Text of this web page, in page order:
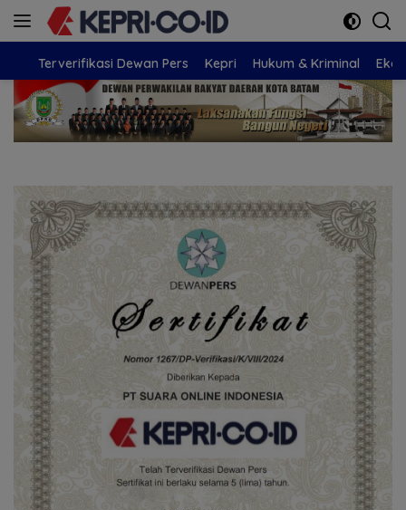
Langsung
Terverifikasi Dewan Pers Kepri Hukum & Kriminal